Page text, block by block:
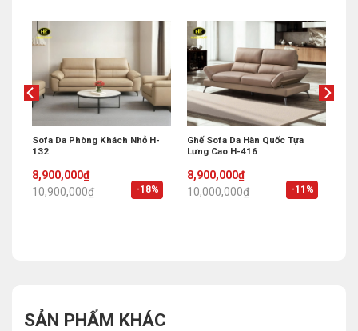
-18%
Sofa Da Phòng Khách Nhỏ H-
132
10,900,000₫
Original
price
was:
8,900,000₫
Current
price
is:
-11%
Ghế Sofa Da Hàn Quốc Tựa
Lưng Cao H-416
10,000,000₫
Original
price
was:
8,900,000₫
Current
price
is:
SẢN PHẨM KHÁC